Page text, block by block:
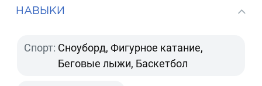
НАВЫКИ
Спорт: Сноуборд, Фигурное катание,
Беговые лыжи, Баскетбол